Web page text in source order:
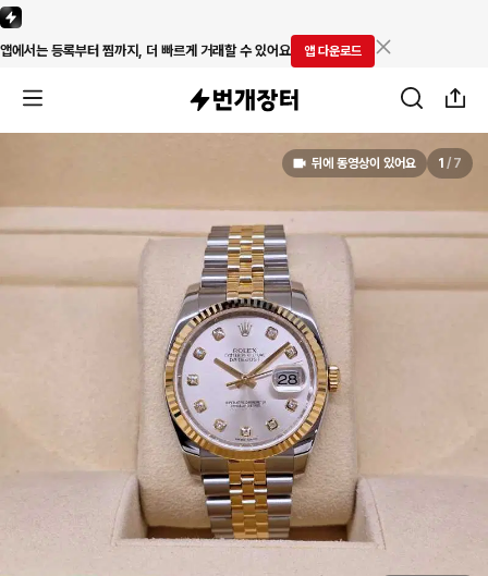
앱에서는 등록부터 찜까지, 더 빠르게 거래할 수 있어요 앱 다운로드
뒤에 동영상이 있어요 1 / 7